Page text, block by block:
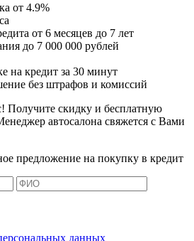
от 4.9%
от 6 месяцев до 7 лет
до 7 000 000 рублей
на кредит за 30 минут
без штрафов и комиссий
Получите скидку и бесплатную
автосалона свяжется с Вами
предложение на покупку в кредит
данных